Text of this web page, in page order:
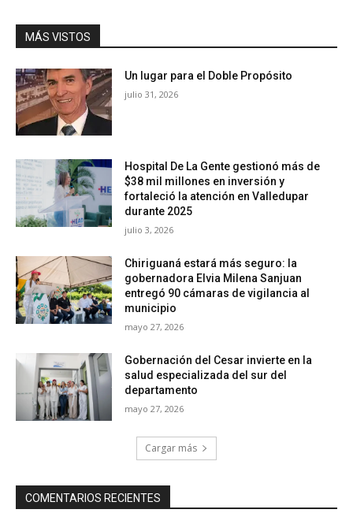
MÁS VISTOS
Un lugar para el Doble Propósito
julio 31, 2026
Hospital De La Gente gestionó más de
$38 mil millones en inversión y
fortaleció la atención en Valledupar
durante 2025
julio 3, 2026
Chiriguaná estará más seguro: la
gobernadora Elvia Milena Sanjuan
entregó 90 cámaras de vigilancia al
municipio
mayo 27, 2026
Gobernación del Cesar invierte en la
salud especializada del sur del
departamento
mayo 27, 2026
Cargar más
COMENTARIOS RECIENTES